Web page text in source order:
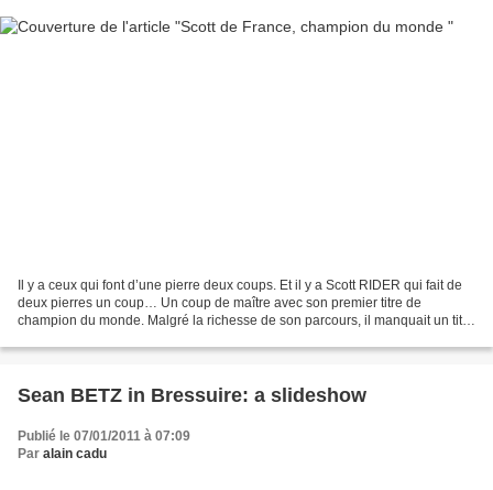
Il y a ceux qui font d’une pierre deux coups. Et il y a Scott RIDER qui fait de
deux pierres un coup… Un coup de maître avec son premier titre de
champion du monde. Malgré la richesse de son parcours, il manquait un titre
Sean BETZ in Bressuire: a slideshow
Publié le 07/01/2011 à 07:09
Par alain cadu